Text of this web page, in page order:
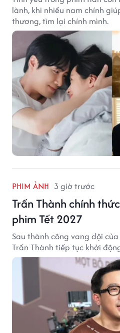
lành, khi nhiều nam chính
thương, tìm lại chính mình.
PHIM ẢNH 3 giờ trước
Trấn Thành chính
phim Tết 2027
Sau thành công vang dội
Trấn Thành tiếp tục khởi